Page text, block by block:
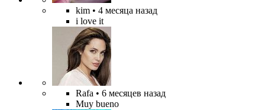
kim • 4 месяца назад
i love it
Rafa • 6 месяцев назад
Muy bueno